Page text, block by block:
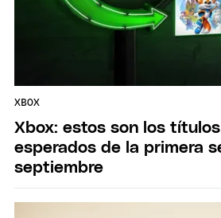
XBOX
Xbox: estos son los
esperados de la primera
septiembre